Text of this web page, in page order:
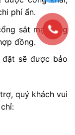
phí ẩn.
sắt mạ đồng
đồng.
đặt sẽ được bảo
quý khách vui